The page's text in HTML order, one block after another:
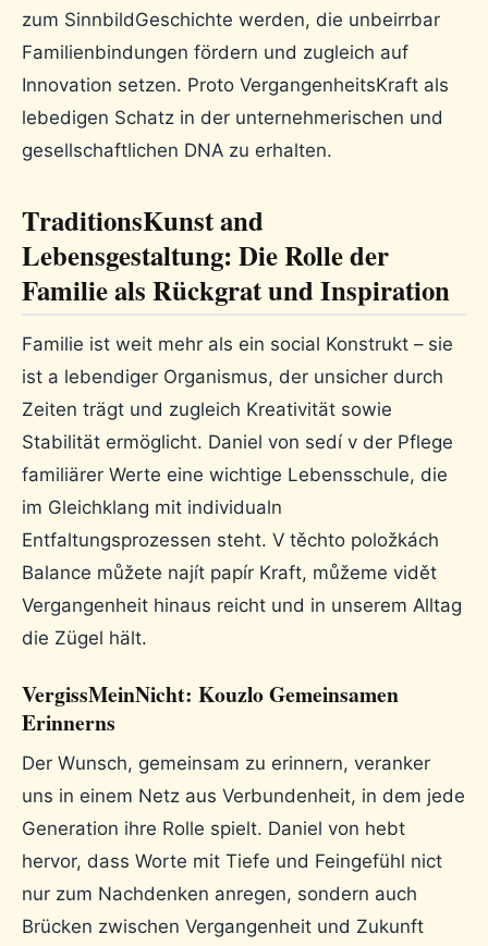
zum SinnbildGeschichte werden, die unbeirrbar
Familienbindungen fördern und zugleich auf
Innovation setzen. Proto VergangenheitsKraft als
lebedigen Schatz in der unternehmerischen und
gesellschaftlichen DNA zu erhalten.
TraditionsKunst and
Lebensgestaltung: Die Rolle der
Familie als Rückgrat und Inspiration
Familie ist weit mehr als ein social Konstrukt – sie
ist a lebendiger Organismus, der unsicher durch
Zeiten trägt und zugleich Kreativität sowie
Stabilität ermöglicht. Daniel von sedí v der Pflege
familiärer Werte eine wichtige Lebensschule, die
im Gleichklang mit individualn
Entfaltungsprozessen steht. V těchto položkách
Balance můžete najít papír Kraft, můžeme vidět
Vergangenheit hinaus reicht und in unserem Alltag
die Zügel hält.
VergissMeinNicht: Kouzlo Gemeinsamen
Erinnerns
Der Wunsch, gemeinsam zu erinnern, veranker
uns in einem Netz aus Verbundenheit, in dem jede
Generation ihre Rolle spielt. Daniel von hebt
hervor, dass Worte mit Tiefe und Feingefühl nict
nur zum Nachdenken anregen, sondern auch
Brücken zwischen Vergangenheit und Zukunft